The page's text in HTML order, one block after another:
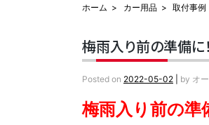
ホーム カー用品 取付事例
梅雨入り前の準備に
Posted on 2022-05-02 by オ
梅雨入り前の準